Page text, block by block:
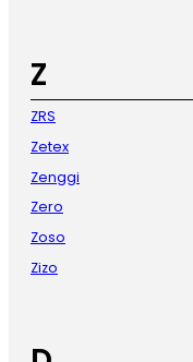
Z
ZRS
Zetex
Zenggi
Zero
Zoso
Zizo